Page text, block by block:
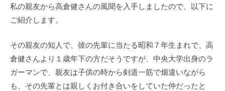
私の親友から高倉健さんの風聞を入手しましたので、以下に
ご紹介します。
その親友の知人で、彼の先輩に当たる昭和７年生まれで、高
倉健さんより１歳年下の方だそうですが、中央大学出身のラ
ガーマンで、親友は子供の時から剣道一筋で畑違いながら
も、その先輩とは親しくお付き合いをしていた仲だったと